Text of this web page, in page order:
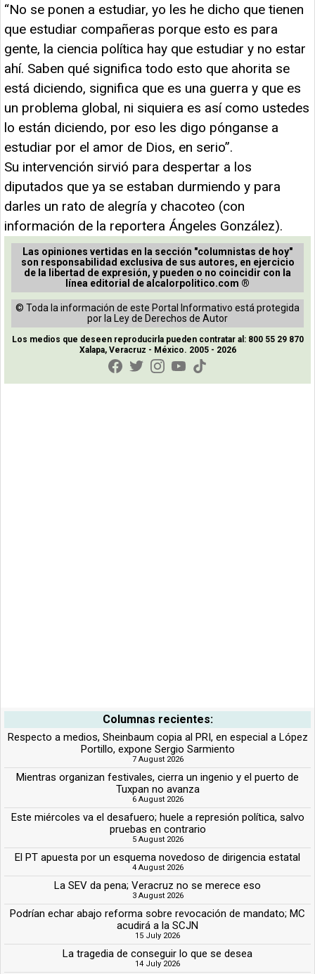
“No se ponen a estudiar, yo les he dicho que tienen
que estudiar compañeras porque esto es para
gente, la ciencia política hay que estudiar y no estar
ahí. Saben qué significa todo esto que ahorita se
está diciendo, significa que es una guerra y que es
un problema global, ni siquiera es así como ustedes
lo están diciendo, por eso les digo pónganse a
estudiar por el amor de Dios, en serio”.
Su intervención sirvió para despertar a los
diputados que ya se estaban durmiendo y para
darles un rato de alegría y chacoteo (con
información de la reportera Ángeles González).
Las opiniones vertidas en la sección "columnistas de hoy"
son responsabilidad exclusiva de sus autores, en ejercicio
de la libertad de expresión, y pueden o no coincidir con la
línea editorial de alcalorpolitico.com ®
© Toda la información de este Portal Informativo está protegida
por la Ley de Derechos de Autor
Los medios que deseen reproducirla pueden contratar al: 800 55 29 870
Xalapa, Veracruz - México. 2005 - 2026
Columnas recientes:
Respecto a medios, Sheinbaum copia al PRI, en especial a López
Portillo, expone Sergio Sarmiento
7 August 2026
Mientras organizan festivales, cierra un ingenio y el puerto de
Tuxpan no avanza
6 August 2026
Este miércoles va el desafuero; huele a represión política, salvo
pruebas en contrario
5 August 2026
El PT apuesta por un esquema novedoso de dirigencia estatal
4 August 2026
La SEV da pena; Veracruz no se merece eso
3 August 2026
Podrían echar abajo reforma sobre revocación de mandato; MC
acudirá a la SCJN
15 July 2026
La tragedia de conseguir lo que se desea
14 July 2026